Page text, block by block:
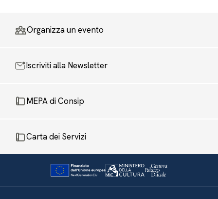
Organizza un evento
Iscriviti alla Newsletter
MEPA di Consip
Carta dei Servizi